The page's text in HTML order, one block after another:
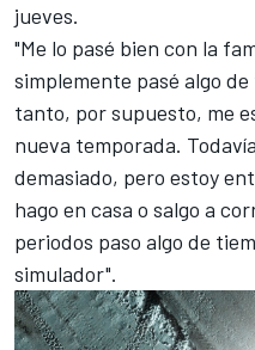
jueves.
"Me lo pasé bien con la
simplemente pasé algo
tanto, por supuesto, me
nueva temporada.
demasiado, pero estoy
hago en casa o salgo a
periodos paso algo de
simulador".